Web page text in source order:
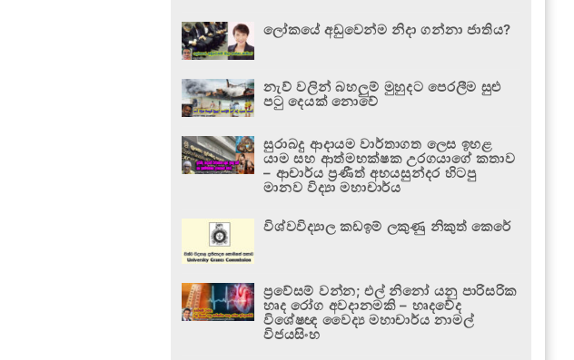
ලෝකයේ අඩුවෙන්ම නිදා ගන්නා ජාතිය?
නැව් වලින් බහලුම් මුහුදට පෙරලීම සුළු
පටු දෙයක් නොවේ
සුරාබදු ආදායම වාර්තාගත ලෙස ඉහළ
යාම සහ ආත්මභක්ෂක උරගයාගේ කතාව
– ආචාර්ය ප්‍රණීත් අභයසුන්දර හිටපු
මානව විද්‍යා මහාචාර්ය
විශ්වවිද්‍යාල කඩඉම් ලකුණු නිකුත් කෙරේ
ප්‍රවේසම් වන්න; එල් නිනෝ යනු පාරිසරික
හෘද රෝග අවදානමකි – හෘදවේද
විශේෂඥ වෛද්‍ය මහාචාර්ය නාමල්
විජයසිංහ